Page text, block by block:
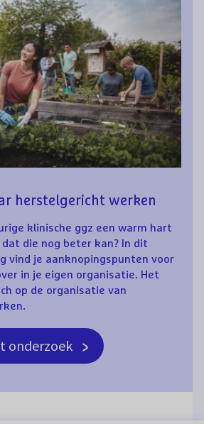
herstelgericht werken
klinische ggz een warm hart
die nog beter kan? In dit
vind je aanknopingspunten voor
in je eigen organisatie. Het
op de organisatie van
onderzoek